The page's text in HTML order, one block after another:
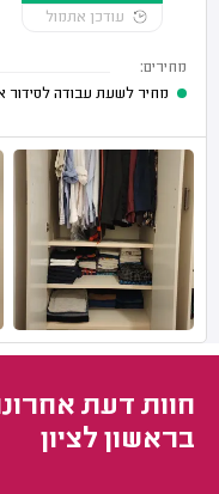
עודכן אתמול
מחירים:
מחיר לשעת עבודה לסידור
חוות דעת
בראשון לציון